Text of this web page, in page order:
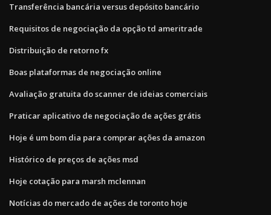
Transferência bancária versus depósito bancário
Requisitos de negociação da opção td ameritrade
Distribuição de retorno fx
Boas plataformas de negociação online
Avaliação gratuita do scanner de ideias comerciais
Praticar aplicativo de negociação de ações grátis
Hoje é um bom dia para comprar ações da amazon
Histórico de preços de ações msd
Hoje cotação para marsh mclennan
Notícias do mercado de ações de toronto hoje